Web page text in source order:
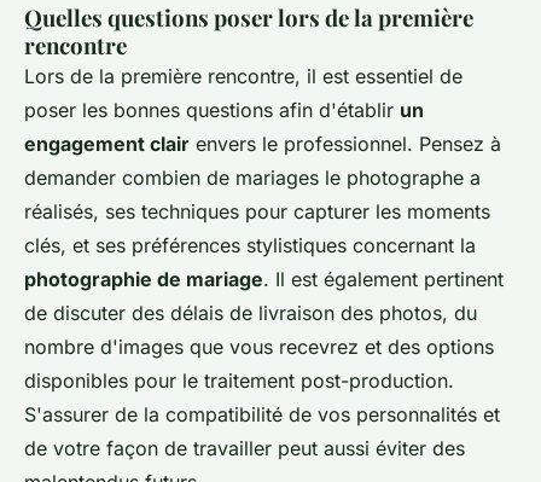
Quelles questions poser lors de la première
rencontre
Lors de la première rencontre, il est essentiel de
poser les bonnes questions afin d'établir un
engagement clair envers le professionnel. Pensez à
demander combien de mariages le photographe a
réalisés, ses techniques pour capturer les moments
clés, et ses préférences stylistiques concernant la
photographie de mariage. Il est également pertinent
de discuter des délais de livraison des photos, du
nombre d'images que vous recevrez et des options
disponibles pour le traitement post-production.
S'assurer de la compatibilité de vos personnalités et
de votre façon de travailler peut aussi éviter des